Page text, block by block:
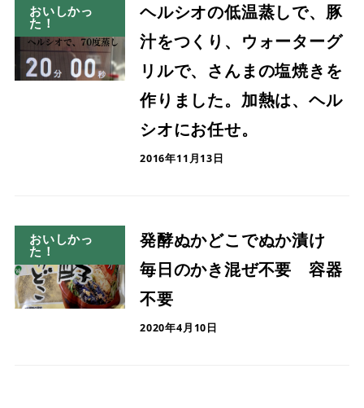
おいしかっ
た！
ヘルシオの低温蒸しで、豚
汁をつくり、ウォーターグ
リルで、さんまの塩焼きを
作りました。加熱は、ヘル
シオにお任せ。
2016年11月13日
おいしかっ
た！
発酵ぬかどこでぬか漬け
毎日のかき混ぜ不要 容器
不要
2020年4月10日